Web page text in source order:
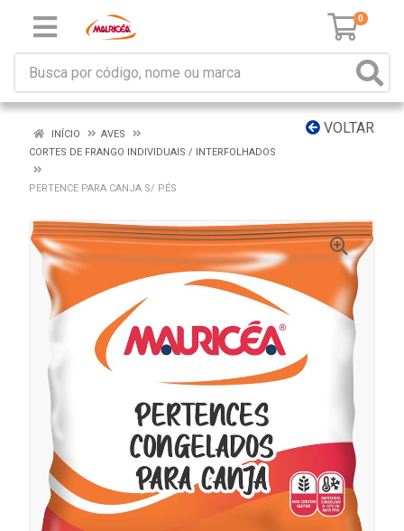
0
VOLTAR
INÍCIO
AVES
CORTES DE FRANGO INDIVIDUAIS / INTERFOLHADOS
PERTENCE PARA CANJA S/ PÉS